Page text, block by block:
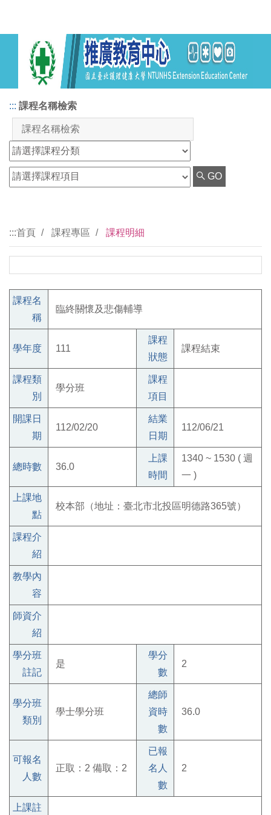
::: 課程名稱檢索
GO
:::首頁 課程專區 課程明細
課程名
稱
臨終關懷及悲傷輔導
學年度 111
課程
狀態
課程結束
課程類
別
學分班
課程
項目
開課日
期
112/02/20
結業
日期
112/06/21
總時數 36.0
上課
時間
1340 ~ 1530 ( 週
一 )
上課地
點
校本部（地址：臺北市北投區明德路365號）
課程介
紹
教學內
容
師資介
紹
學分班
註記
是
學分
數
2
學分班
類別
學士學分班
總師
資時
數
36.0
可報名
人數
正取：2 備取：2
已報
名人
數
2
上課註